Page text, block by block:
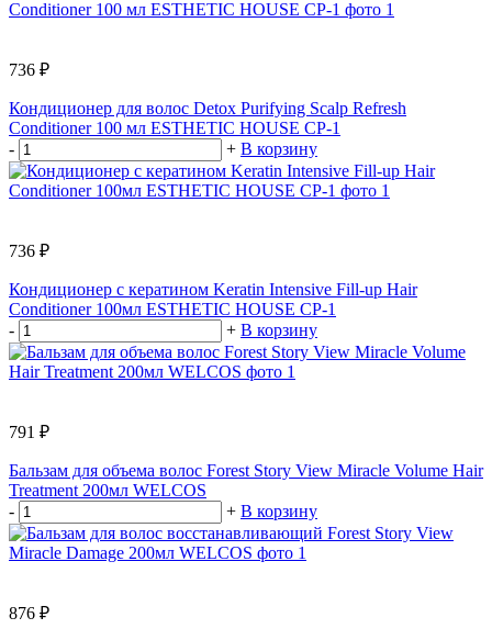
736 ₽
Кондиционер для волос Detox Purifying Scalp Refresh
Conditioner 100 мл ESTHETIC HOUSE CP-1
-
+ В корзину
736 ₽
Кондиционер с кератином Keratin Intensive Fill-up Hair
Conditioner 100мл ESTHETIC HOUSE CP-1
-
+ В корзину
791 ₽
Бальзам для объема волос Forest Story View Miracle Volume Hair
Treatment 200мл WELCOS
-
+ В корзину
876 ₽